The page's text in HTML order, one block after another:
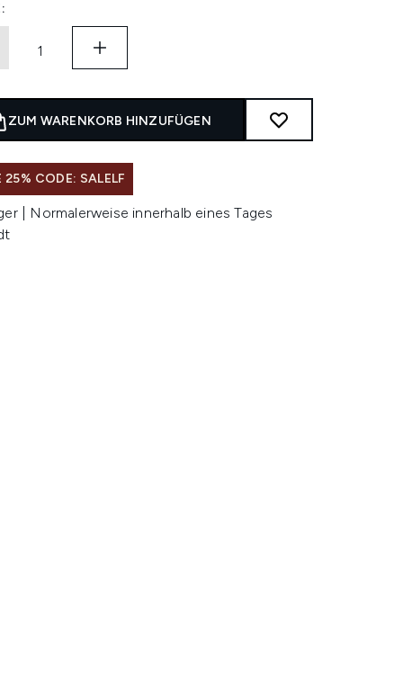
ZUM WARENKORB HINZUFÜGEN
25% CODE: SALELF
| Normalerweise innerhalb eines Tages